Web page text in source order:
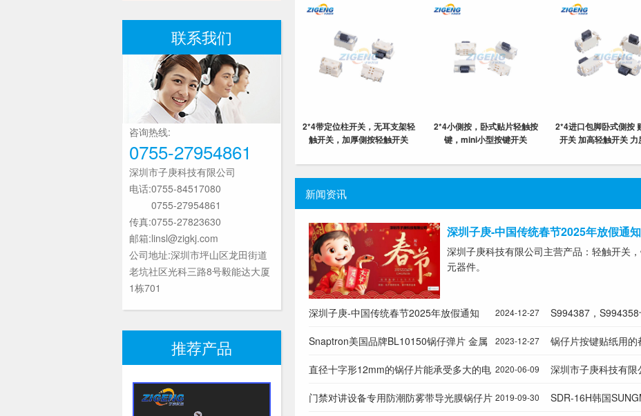
联系我们
咨询热线:
0755-27954861
深圳市子庚科技有限公司
电话:0755-84517080
0755-27954861
传真:0755-27823630
邮箱:linsl@zigkj.com
公司地址:深圳市坪山区龙田街道
老坑社区光科三路8号毅能达大厦
1栋701
推荐产品
2*4带定位柱开关，无耳支架轻
触开关，加厚側按轻触开关
2*4小側按，卧式贴片轻触按
键，mini小型按键开关
2*4进口包脚卧式側按
开关 加高轻触开关
新闻资讯
深圳子庚-中国传统春节2025年放假通知
深圳子庚科技有限公司主营产品：轻触开关
元器件。
深圳子庚-中国传统春节2025年放假通知 2024-12-27 S994387，
片 带孔十字形金属
BL10150锅仔弹片
Snaptron美国品牌BL10150锅仔弹片 金属
按键开关 MetalDomes Array 锅仔片按键开
关 PET贴膜按键开关
2023-12-27 锅仔片按键贴纸用的
直径十字形12mm的锅仔片能承受多大的电
流?
2020-06-09 深圳市子庚科技有
人民共和国成立70
门禁对讲设备专用防潮防雾带导光膜锅仔片 2019-09-30 SDR-16H韩国